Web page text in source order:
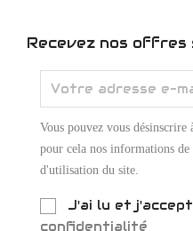
Recevez nos offres
Vous pouvez vous
pour cela nos informations
d'utilisation du site.
J'ai lu et
confidentialité